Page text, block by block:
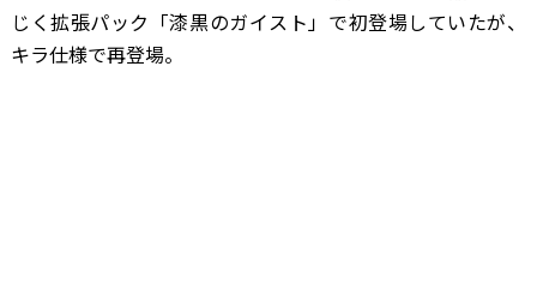
じく拡張パック「漆黒のガイスト」で初登場していたが、
キラ仕様で再登場。